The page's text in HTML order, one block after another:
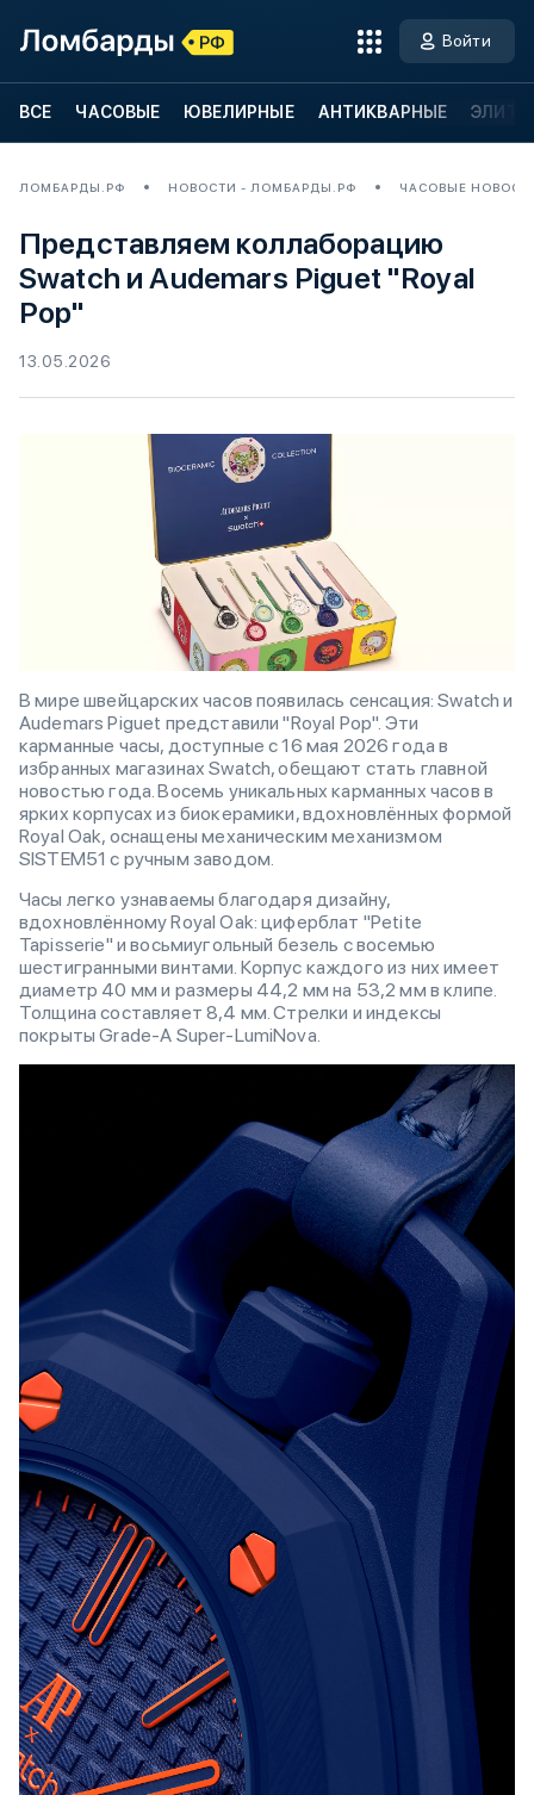
Войти
ВСЕ ЧАСОВЫЕ ЮВЕЛИРНЫЕ АНТИКВАРНЫЕ
ЛОМБАРДЫ.РФ НОВОСТИ - ЛОМБАРДЫ.РФ ЧАСОВЫЕ
Представляем коллаборацию
Swatch и Audemars Piguet "Royal
Pop"
13.05.2026
В мире швейцарских часов появилась сенсация: Swatch и
Audemars Piguet представили "Royal Pop". Эти
карманные часы, доступные с 16 мая 2026 года в
избранных магазинах Swatch, обещают стать главной
новостью года. Восемь уникальных карманных часов в
ярких корпусах из биокерамики, вдохновлённых формой
Royal Oak, оснащены механическим механизмом
SISTEM51 с ручным заводом.
Часы легко узнаваемы благодаря дизайну,
вдохновлённому Royal Oak: циферблат "Petite
Tapisserie" и восьмиугольный безель с восемью
шестигранными винтами. Корпус каждого из них имеет
диаметр 40 мм и размеры 44,2 мм на 53,2 мм в клипе.
Толщина составляет 8,4 мм. Стрелки и индексы
покрыты Grade-A Super-LumiNova.